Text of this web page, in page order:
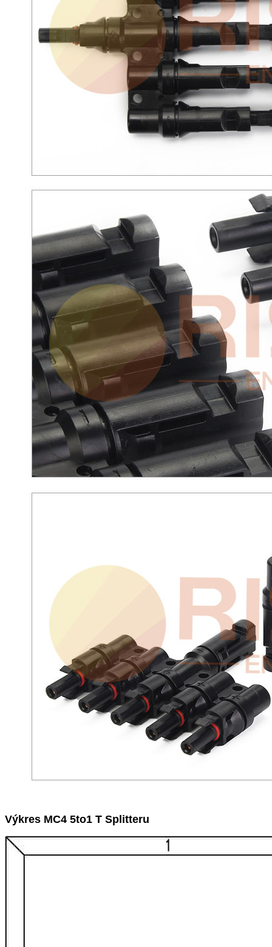
Výkres MC4 5to1 T Splitteru